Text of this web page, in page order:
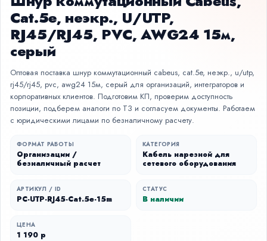
Cat.5e, неэкр., U/UTP,
RJ45/RJ45, PVC, AWG24 15м,
серый
Оптовая поставка шнур коммутационный cabeus, cat.5e, неэкр., u/utp,
rj45/rj45, pvc, awg24 15м, серый для организаций, интеграторов и
корпоративных клиентов. Подготовим КП, проверим доступность
позиции, подберем аналоги по ТЗ и согласуем документы. Работаем
с юридическими лицами по безналичному расчету.
ФОРМАТ РАБОТЫ
Организации /
безналичный расчет
КАТЕГОРИЯ
Кабель нарезной для
сетевого оборудования
АРТИКУЛ / ID
PC-UTP-RJ45-Cat.5e-15m
СТАТУС
В наличии
ЦЕНА
1 190 р